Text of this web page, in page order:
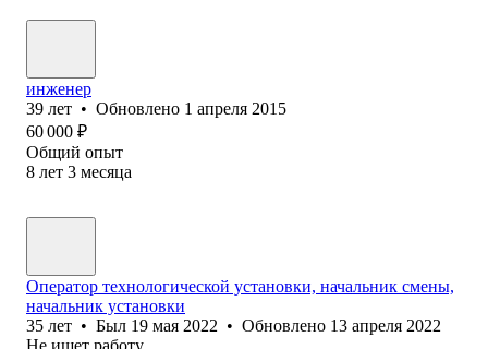
инженер
39 лет • Обновлено 1 апреля 2015
60 000 ₽
Общий опыт
8 лет 3 месяца
Оператор технологической установки, начальник смены,
начальник установки
35 лет • Был 19 мая 2022 • Обновлено 13 апреля 2022
Не ищет работу